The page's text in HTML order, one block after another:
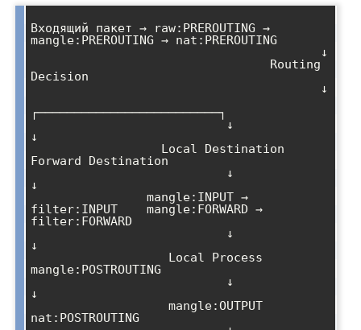
Входящий пакет → raw:PREROUTING →
mangle:PREROUTING → nat:PREROUTING
Decision
┌─────────────────────────┐
                           ↓
↓
Forward Destination
↓
filter:INPUT    mangle:FORWARD →
filter:FORWARD
↓
mangle:POSTROUTING
↓
nat:POSTROUTING